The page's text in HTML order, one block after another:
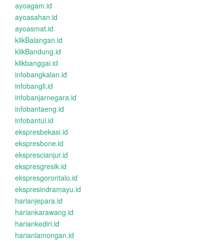
ayoagam.id
ayoasahan.id
ayoasmat.id
klikBalangan.id
klikBandung.id
klikbanggai.id
infobangkalan.id
infobangli.id
infobanjarnegara.id
infobantaeng.id
infobantul.id
ekspresbekasi.id
ekspresbone.id
eksprescianjur.id
ekspresgresik.id
ekspresgorontalo.id
ekspresindramayu.id
harianjepara.id
hariankarawang.id
hariankediri.id
harianlamongan.id